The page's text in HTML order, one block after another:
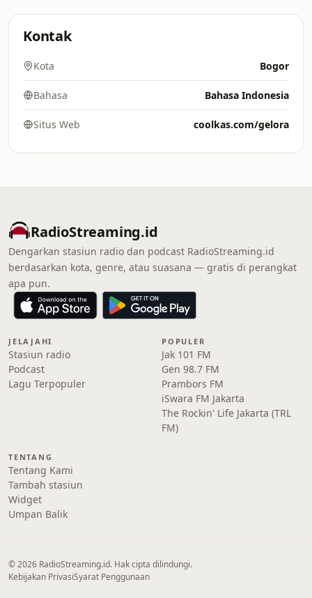
Kontak
Kota Bogor
Bahasa Bahasa Indonesia
Situs Web coolkas.com/gelora
RadioStreaming.id
Dengarkan stasiun radio dan podcast RadioStreaming.id
berdasarkan kota, genre, atau suasana — gratis di perangkat
apa pun.
JELAJAHI
Stasiun radio
Podcast
Lagu Terpopuler
POPULER
Jak 101 FM
Gen 98.7 FM
Prambors FM
iSwara FM Jakarta
The Rockin' Life Jakarta (TRL
FM)
TENTANG
Tentang Kami
Tambah stasiun
Widget
Umpan Balik
© 2026 RadioStreaming.id. Hak cipta dilindungi.
Kebijakan PrivasiSyarat Penggunaan